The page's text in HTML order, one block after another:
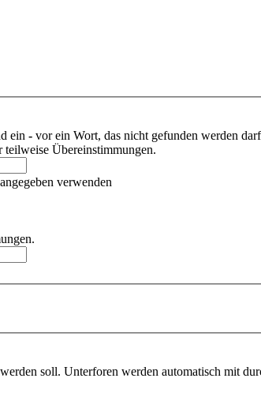
ein - vor ein Wort, das nicht gefunden werden
teilweise Übereinstimmungen.
verwenden
soll. Unterforen werden automatisch mit